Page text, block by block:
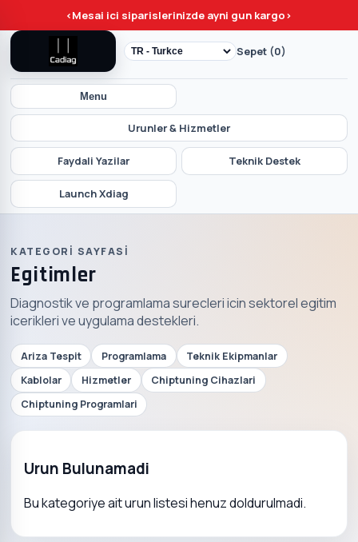
<Mesai ici siparislerinizde ayni gun kargo>
Menu
Urunler & Hizmetler
Faydali Yazilar Teknik Destek
Launch Xdiag
Sepet (0)
KATEGORI SAYFASI
Egitimler
Diagnostik ve programlama surecleri icin sektorel egitim
icerikleri ve uygulama destekleri.
Ariza Tespit Programlama
Teknik Ekipmanlar
Kablolar
Hizmetler
Chiptuning Cihazlari
Chiptuning Programlari
Urun Bulunamadi
Bu kategoriye ait urun listesi henuz doldurulmadi.